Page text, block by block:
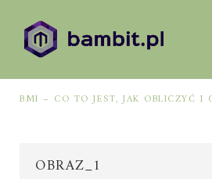
BMI – CO TO JEST, JAK OBLICZYĆ I CO OZNACZAJĄ WYNIKI?
OBRAZ_1